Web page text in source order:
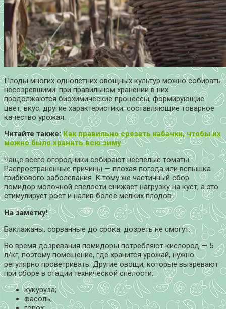
Плоды многих однолетних овощных культур можно собирать
несозревшими: при правильном хранении в них
продолжаются биохимические процессы, формирующие
цвет, вкус, другие характеристики, составляющие товарное
качество урожая.
Читайте также:Как правильно срезать кабачки, чтобы их
можно было хранить всю зиму
Чаще всего огородники собирают неспелые томаты.
Распространенные причины — плохая погода или вспышка
грибкового заболевания. К тому же частичный сбор
помидор молочной спелости снижает нагрузку на куст, а это
стимулирует рост и налив более мелких плодов.
На заметку!
Баклажаны, сорванные до срока, дозреть не смогут.
Во время дозревания помидоры потребляют кислород — 5
л/кг, поэтому помещение, где хранится урожай, нужно
регулярно проветривать. Другие овощи, которые вызревают
при сборе в стадии технической спелости:
кукуруза;
фасоль;